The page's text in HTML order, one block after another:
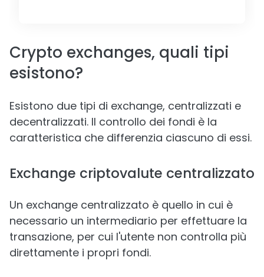
Crypto exchanges, quali tipi
esistono?
Esistono due tipi di exchange, centralizzati e
decentralizzati. Il controllo dei fondi è la
caratteristica che differenzia ciascuno di essi.
Exchange criptovalute centralizzato
Un exchange centralizzato è quello in cui è
necessario un intermediario per effettuare la
transazione, per cui l'utente non controlla più
direttamente i propri fondi.